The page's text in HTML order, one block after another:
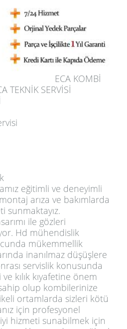
ECA KOMBİ
TEKNİK SERVİSİ
eğitimli ve deneyimli
arıza ve bakımlarda
sunmaktayız.
ile gözleri
Hd mühendislik
mükemmellik
inanılmaz düşüşlere
servislik konusunda
kılık kıyafetine önem
olup kombilerinize
ortamlarda sizleri kötü
için profesyonel
hizmeti sunabilmek için